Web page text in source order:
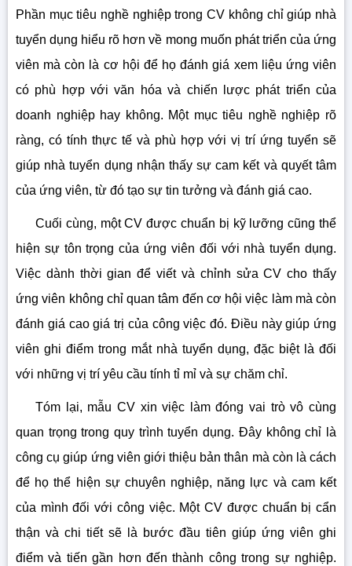
Phần mục tiêu nghề nghiệp trong CV không chỉ giúp nhà
tuyển dụng hiểu rõ hơn về mong muốn phát triển của ứng
viên mà còn là cơ hội để họ đánh giá xem liệu ứng viên
có phù hợp với văn hóa và chiến lược phát triển của
doanh nghiệp hay không. Một mục tiêu nghề nghiệp rõ
ràng, có tính thực tế và phù hợp với vị trí ứng tuyển sẽ
giúp nhà tuyển dụng nhận thấy sự cam kết và quyết tâm
của ứng viên, từ đó tạo sự tin tưởng và đánh giá cao.
Cuối cùng, một CV được chuẩn bị kỹ lưỡng cũng thể
hiện sự tôn trọng của ứng viên đối với nhà tuyển dụng.
Việc dành thời gian để viết và chỉnh sửa CV cho thấy
ứng viên không chỉ quan tâm đến cơ hội việc làm mà còn
đánh giá cao giá trị của công việc đó. Điều này giúp ứng
viên ghi điểm trong mắt nhà tuyển dụng, đặc biệt là đối
với những vị trí yêu cầu tính tỉ mỉ và sự chăm chỉ.
Tóm lại, mẫu CV xin việc làm đóng vai trò vô cùng
quan trọng trong quy trình tuyển dụng. Đây không chỉ là
công cụ giúp ứng viên giới thiệu bản thân mà còn là cách
để họ thể hiện sự chuyên nghiệp, năng lực và cam kết
của mình đối với công việc. Một CV được chuẩn bị cẩn
thận và chi tiết sẽ là bước đầu tiên giúp ứng viên ghi
điểm và tiến gần hơn đến thành công trong sự nghiệp.